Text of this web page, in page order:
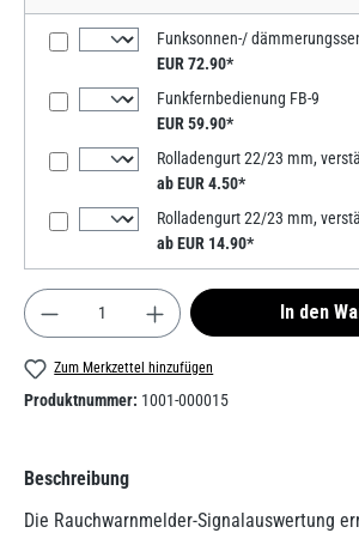
Funksonnen-/
EUR 72.90*
Funkfernbedienung FB-9
EUR 59.90*
ab EUR 4.50*
ab EUR 14.90*
Produkt Anzahl: Gib den In den
Zum Merkzettel hinzufügen
Produktnummer: 1001-000015
Beschreibung
Die Rauchwarnmelder-Signalauswertung